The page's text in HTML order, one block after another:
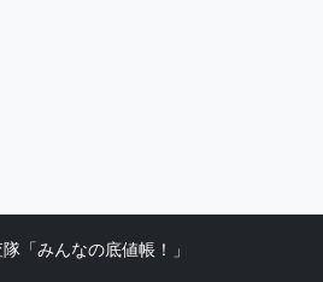
「みんなの底値帳！」